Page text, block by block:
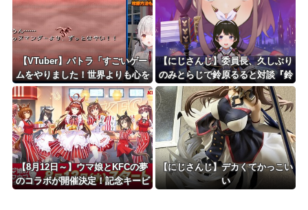
【VTuber】パトラ「すごいゲー
ムをやりました！世界よりも心を
守ることに必死でした！」「も
う……つかまっちゃった❤」【バ
ハムートラグーン】
【にじさんじ】委員長、久しぶり
のみとらじで鈴原るると対談『鈴
原の卒業そんなショックやったん
か』『るるちゃんほんひまからに
じさんじ知ったんか』
【8月12日～】ウマ娘とKFCの夢
のコラボが開催決定！記念キービ
【にじさんじ】デカくてかっこい
い